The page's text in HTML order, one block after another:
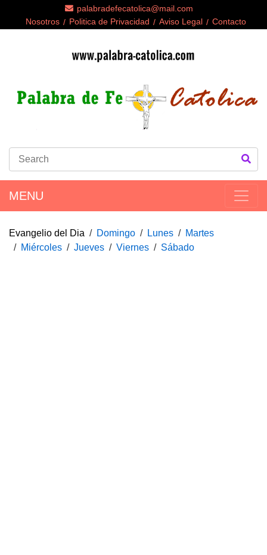
palabradefecatolica@mail.com
Nosotros
Politica de Privacidad Aviso Legal Contacto
MENU
Evangelio del Dia Domingo Lunes
Martes
Miércoles
Jueves Viernes Sábado